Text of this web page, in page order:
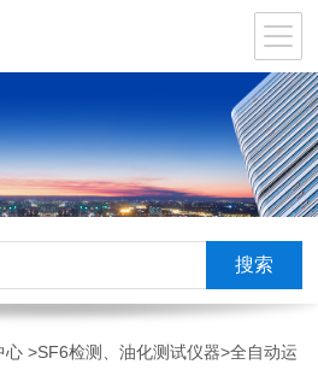
心>SF6检测、油化测试仪器>全自动运